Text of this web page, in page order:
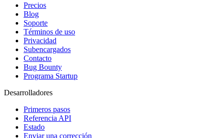
Precios
Blog
Soporte
Términos de uso
Privacidad
Subencargados
Contacto
Bug Bounty
Programa Startup
Desarrolladores
Primeros pasos
Referencia API
Estado
Enviar una corrección